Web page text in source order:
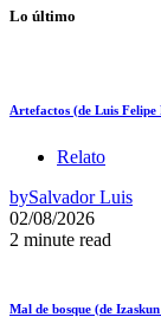
Lo último
Artefactos (de Luis Felipe
Relato
bySalvador Luis
02/08/2026
2 minute read
Mal de bosque (de